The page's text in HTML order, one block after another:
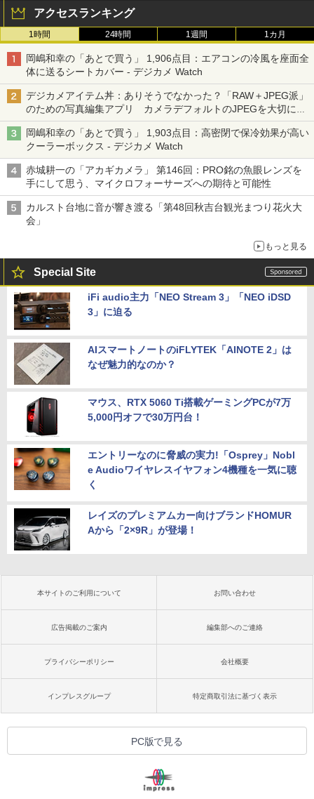
アクセスランキング
1時間 24時間 1週間 1カ月
岡嶋和幸の「あとで買う」 1,906点目：エアコンの冷風を座面全
体に送るシートカバー - デジカメ Watch
デジカメアイテム丼：ありそうでなかった？「RAW＋JPEG派」
のための写真編集アプリ カメラデフォルトのJPEGを大切にす
る「Filmator」
岡嶋和幸の「あとで買う」 1,903点目：高密閉で保冷効果が高い
クーラーボックス - デジカメ Watch
赤城耕一の「アカギカメラ」 第146回：PRO銘の魚眼レンズを
手にして思う、マイクロフォーサーズへの期待と可能性
カルスト台地に音が響き渡る「第48回秋吉台観光まつり花火大
会」
もっと見る
Special Site
iFi audio主力「NEO Stream 3」「NEO iDSD
3」に迫る
AIスマートノートのiFLYTEK「AINOTE 2」は
なぜ魅力的なのか？
マウス、RTX 5060 Ti搭載ゲーミングPCが7万
5,000円オフで30万円台！
エントリーなのに脅威の実力!「Osprey」Nobl
e Audioワイヤレスイヤフォン4機種を一気に聴
く
レイズのプレミアムカー向けブランドHOMUR
Aから「2×9R」が登場！
本サイトのご利用について お問い合わせ
広告掲載のご案内 編集部へのご連絡
プライバシーポリシー 会社概要
インプレスグループ 特定商取引法に基づく表示
PC版で見る